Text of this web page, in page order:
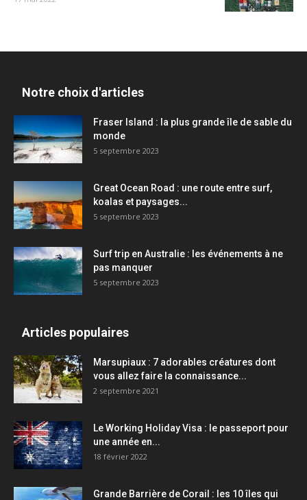
Notre choix d'articles
Fraser Island : la plus grande île de sable du
monde
5 septembre 2023
Great Ocean Road : une route entre surf,
koalas et paysages...
5 septembre 2023
Surf trip en Australie : les événements à ne
pas manquer
5 septembre 2023
Articles populaires
Marsupiaux : 7 adorables créatures dont
vous allez faire la connaissance...
2 septembre 2021
Le Working Holiday Visa : le passeport pour
une année en...
18 février 2022
Grande Barrière de Corail : les 10 îles qui